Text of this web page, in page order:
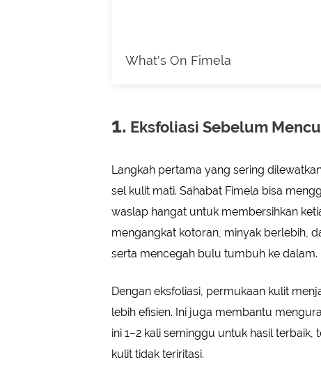
What's On Fimela
1. Eksfoliasi Sebelum
Langkah pertama yang sering
sel kulit mati. Sahabat Fimela bisa
waslap hangat untuk membersihkan
mengangkat kotoran, minyak berlebih,
serta mencegah bulu tumbuh ke dalam.
Dengan eksfoliasi, permukaan kulit
lebih efisien. Ini juga membantu
ini 1–2 kali seminggu untuk hasil
kulit tidak teriritasi.